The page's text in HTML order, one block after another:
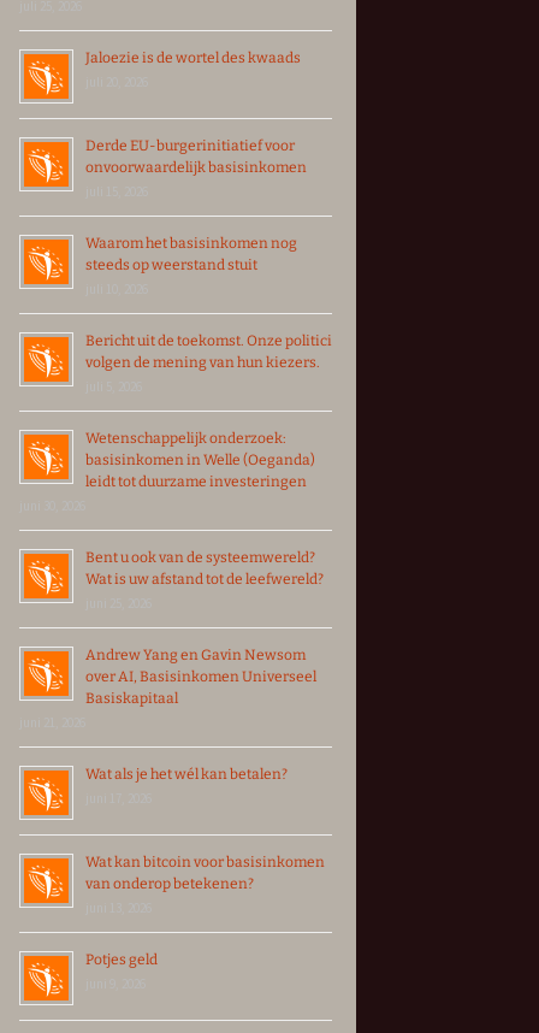
Jaloezie is de wortel des kwaads
Derde EU-burgerinitiatief voor
onvoorwaardelijk basisinkomen
Waarom het basisinkomen nog
steeds op weerstand stuit
Bericht uit de toekomst. Onze politici
volgen de mening van hun kiezers.
Wetenschappelijk onderzoek:
basisinkomen in Welle (Oeganda)
leidt tot duurzame investeringen
Bent u ook van de systeemwereld?
Wat is uw afstand tot de leefwereld?
Andrew Yang en Gavin Newsom
over AI, Basisinkomen Universeel
Basiskapitaal
Wat als je het wél kan betalen?
Wat kan bitcoin voor basisinkomen
van onderop betekenen?
Potjes geld